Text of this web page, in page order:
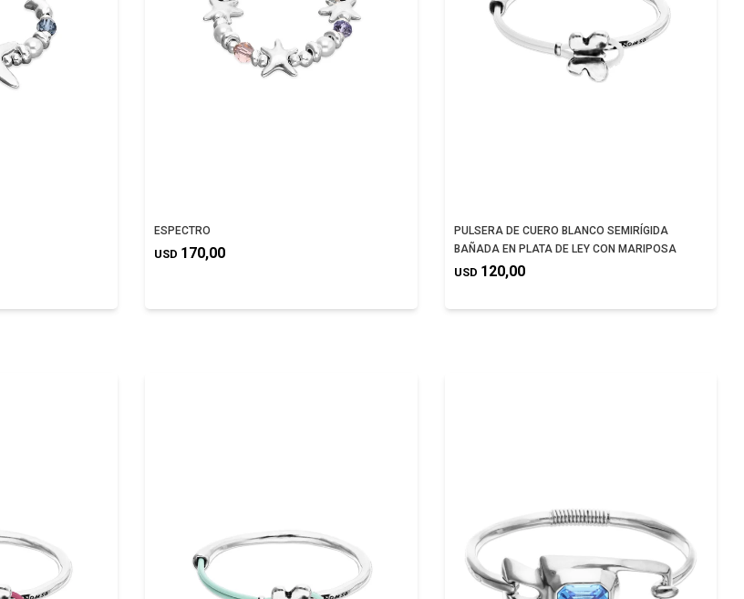
ESPECTRO
USD 170,00
PULSERA DE CUERO BLANCO SEMIRÍGIDA
BAÑADA EN PLATA DE LEY CON MARIPOSA
USD 120,00